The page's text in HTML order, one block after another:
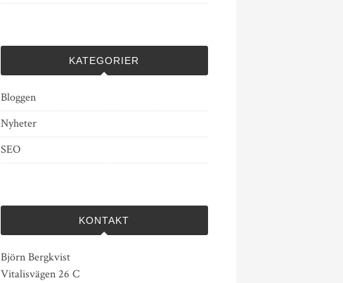
KATEGORIER
Bloggen
Nyheter
SEO
KONTAKT
Björn Bergkvist
Vitalisvägen 26 C